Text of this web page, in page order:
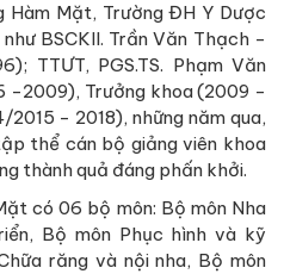
Hàm Mặt, Trường ĐH Y Dược
BSCKII. Trần Văn Thạch -
TTƯT, PGS.TS. Phạm Văn
-2009), Trưởng khoa (2009 -
- 2018), những năm qua,
thể cán bộ giảng viên khoa
thành quả đáng phấn khởi.
có 06 bộ môn: Bộ môn Nha
Bộ môn Phục hình và kỹ
răng và nội nha, Bộ môn